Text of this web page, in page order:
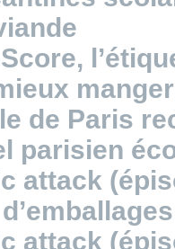
de Paris
parisien
attack
attack